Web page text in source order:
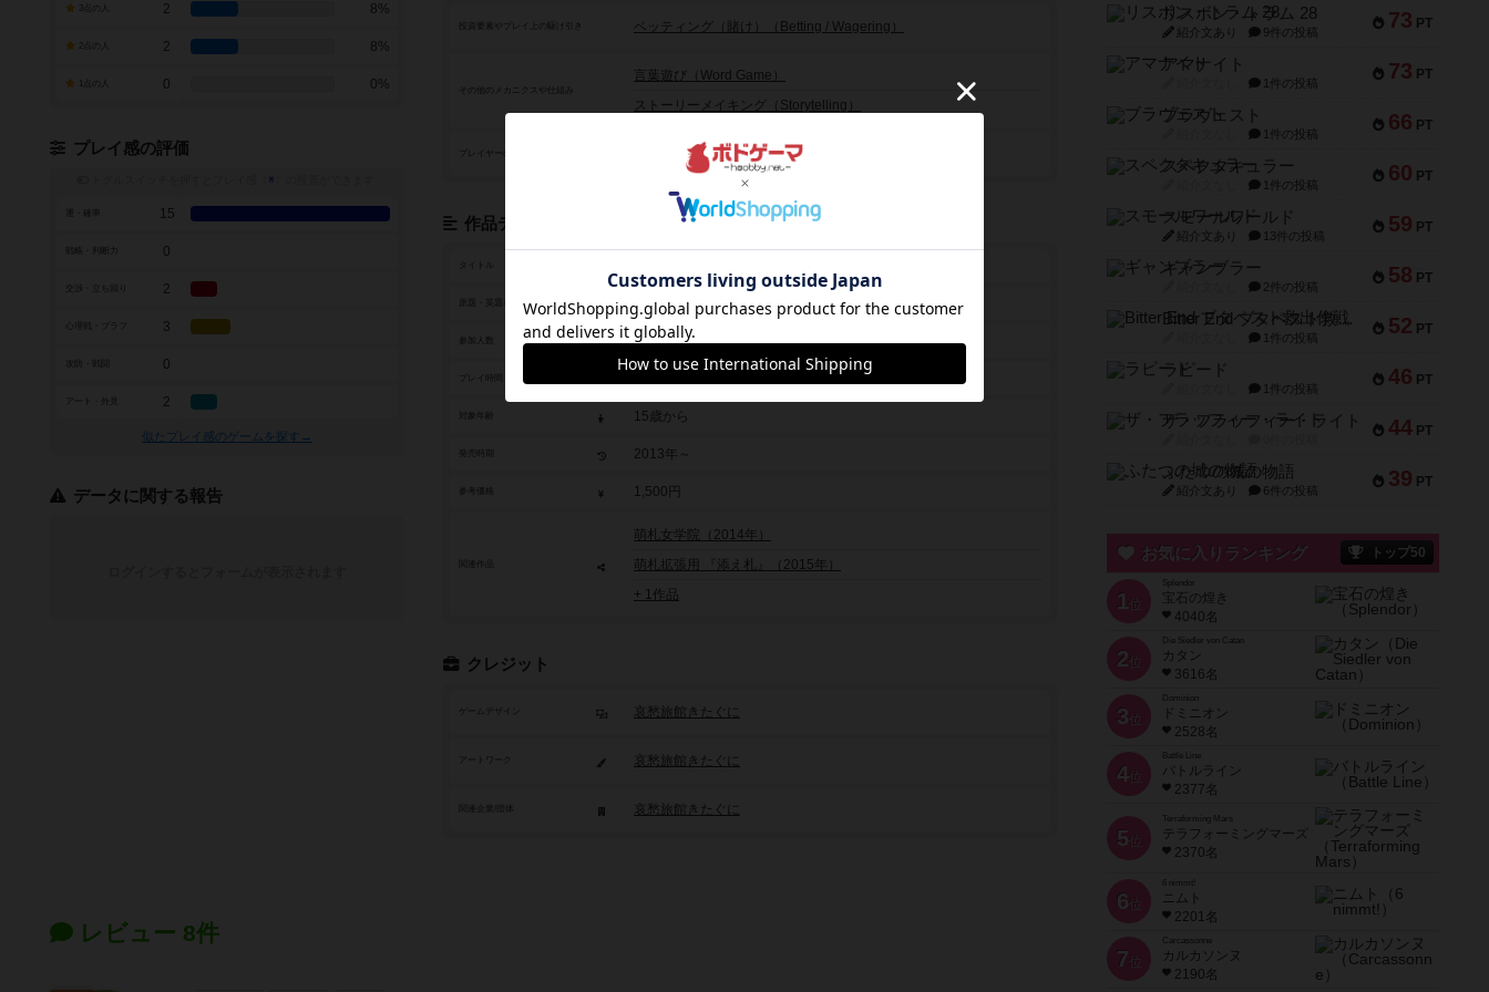
投資要素やプレイ上の駆け引き ベッティング（賭け）（Betting / Wagering）
その他のメカニクスや仕組み
言葉遊び（Word Game）
ストーリーメイキング（Storytelling）
投票/多数決（Voting）
作品データ
タイトル
moefuda
参加人数 3人～6人
15歳から
2013年～
参考価格 1,500円
関連作品
萌札女学院（2014年）
萌札拡張用 『添え札』（2015年）
+ 1作品
クレジット
ゲームデザイン 哀愁旅館きたぐに
アートワーク 哀愁旅館きたぐに
哀愁旅館きたぐに
2 8%
2 8%
0 0%
プレイ感の評価
※
15
戦略・判断力 0
2
3
0
アート・外見 2
似たプレイ感のゲームを探す→
データに関する報告
レビュー 8件
73 PT
リスボン・トラム 28
紹介文あり 9件の投稿
73 PT
アマナイト
1件の投稿
66 PT
ブラヴェスト
1件の投稿
60 PT
スペクタキュラー
1件の投稿
59 PT
スモールワールド
紹介文あり 13件の投稿
58 PT
ギャンブラー
2件の投稿
52 PT
Bitter End ブタペスト救出作戦
1件の投稿
46 PT
ラピード
1件の投稿
44 PT
ザ・フラッフィー・ライト
39 PT
ふたつの城の物語
紹介文あり 6件の投稿
お気に入りランキング トップ50
1 位
宝石の煌き
4040名
2 位
Die Siedler von Catan
カタン
3616名
3 位
ドミニオン
2528名
4位
Battle Line
バトルライン
2377名
5 位
Terraforming Mars
テラフォーミングマーズ
2370名
6 位
ニムト
2201名
7 位
Carcassonne
カルカソンヌ
2190名